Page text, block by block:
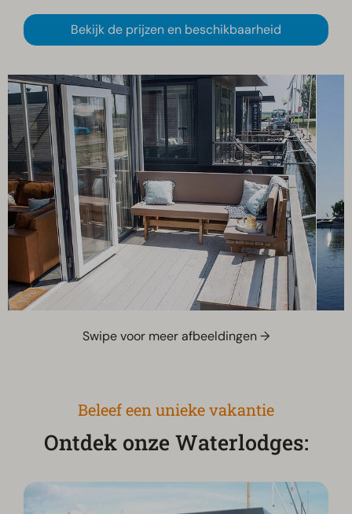
Bekijk de prijzen en beschikbaarheid
Swipe voor meer afbeeldingen →
Beleef een unieke vakantie
Ontdek onze Waterlodges: